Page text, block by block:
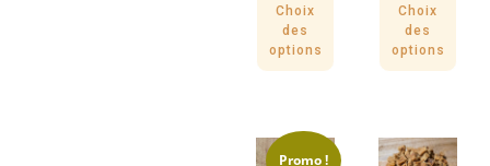
Choix
des
options
Choix
des
options
Promo !